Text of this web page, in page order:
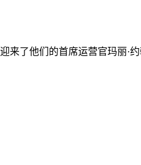
来了他们的首席运营官玛丽